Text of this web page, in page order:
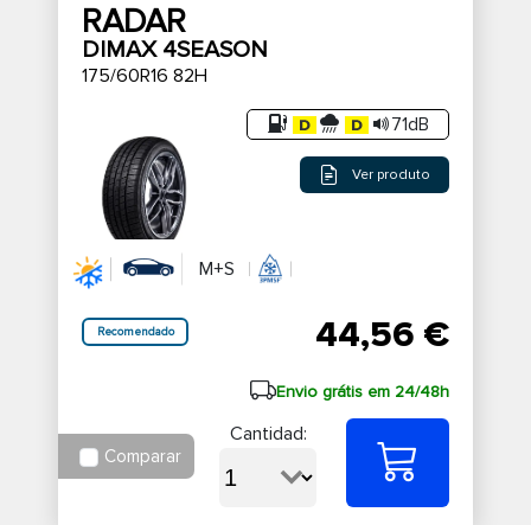
RADAR
DIMAX 4SEASON
175/60R16 82H
71dB
Ver produto
M+S
Recomendado 44,56 €
Envio grátis em 24/48h
Comparar
Cantidad: